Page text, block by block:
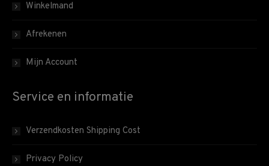
Winkelmand
Afrekenen
Mijn Account
Service en informatie
Verzendkosten Shipping Cost
Privacy Policy